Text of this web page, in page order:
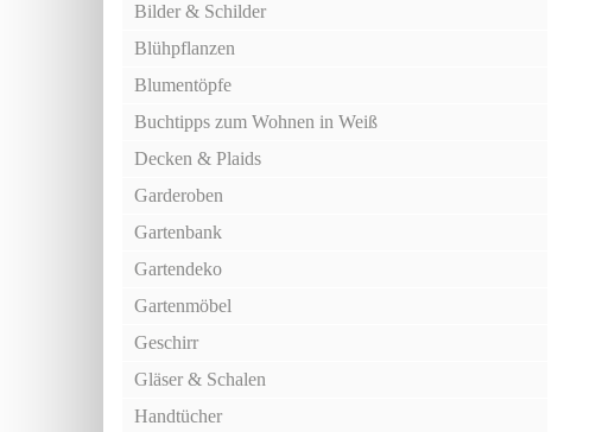
Bilder & Schilder
Blühpflanzen
Blumentöpfe
Buchtipps zum Wohnen in Weiß
Decken & Plaids
Garderoben
Gartenbank
Gartendeko
Gartenmöbel
Geschirr
Gläser & Schalen
Handtücher